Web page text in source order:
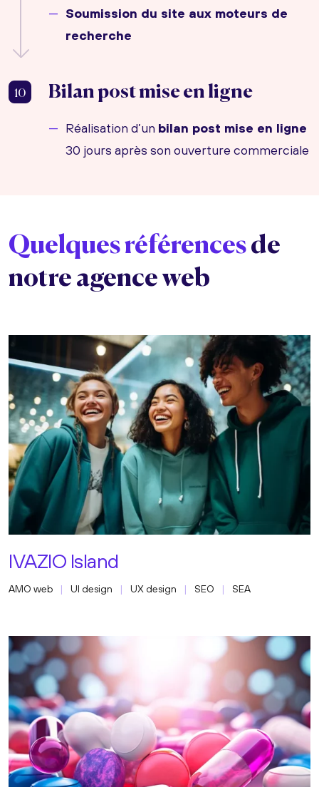
Soumission du site aux moteurs de
recherche
10 Bilan post mise en ligne
Réalisation d’un bilan post mise en ligne
30 jours après son ouverture commerciale
Quelques référencesde
notre agence web
IVAZIO Island
AMO web UI design UX design SEO SEA